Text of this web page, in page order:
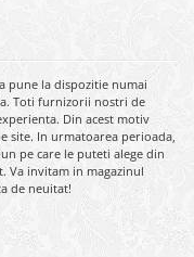
pune la dispozitie numai
Toti furnizorii nostri de
Din acest motiv
site. In urmatoarea perioada,
pe care le puteti alege din
Va invitam in magazinul
de neuitat!